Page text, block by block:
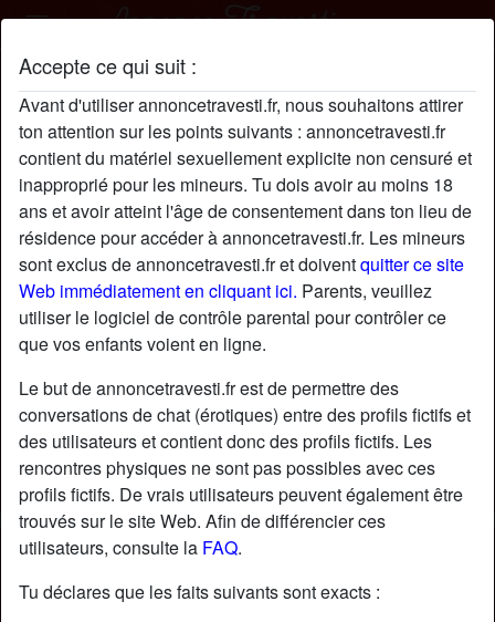
Accepte ce qui suit :
Avant d'utiliser annoncetravesti.fr, nous souhaitons attirer
ton attention sur les points suivants : annoncetravesti.fr
contient du matériel sexuellement explicite non censuré et
inapproprié pour les mineurs. Tu dois avoir au moins 18
ans et avoir atteint l'âge de consentement dans ton lieu de
résidence pour accéder à annoncetravesti.fr. Les mineurs
sont exclus de annoncetravesti.fr et doiventquitter ce site
Web immédiatement en cliquant ici. Parents, veuillez
utiliser le logiciel de contrôle parental pour contrôler ce
que vos enfants voient en ligne.
Le but de annoncetravesti.fr est de permettre des
conversations de chat (érotiques) entre des profils fictifs et
des utilisateurs et contient donc des profils fictifs. Les
rencontres physiques ne sont pas possibles avec ces
profils fictifs. De vrais utilisateurs peuvent également être
trouvés sur le site Web. Afin de différencier ces
utilisateurs, consulte la FAQ.
Tu déclares que les faits suivants sont exacts :
Justinejus profil
starAjouter chatDiscuter !